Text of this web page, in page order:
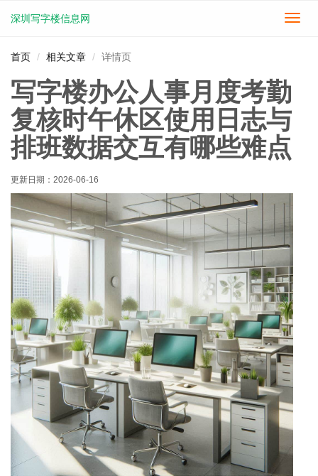
切
深圳写字楼信息网
首页 相关文章 详情页
写字楼办公人事月度考勤
复核时午休区使用日志与
排班数据交互有哪些难点
更新日期： 2026-06-16